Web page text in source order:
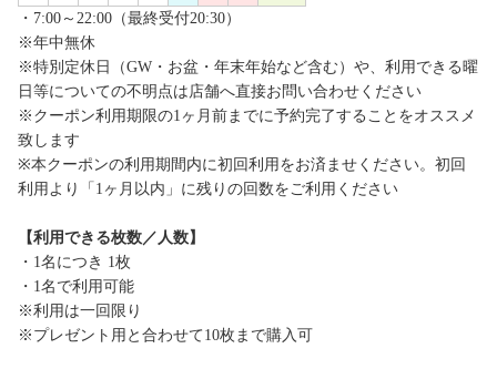
・7:00～22:00（最終受付20:30）
※年中無休
※特別定休日（GW・お盆・年末年始など含む）や、利用できる曜
日等についての不明点は店舗へ直接お問い合わせください
※クーポン利用期限の1ヶ月前までに予約完了することをオススメ
致します
※本クーポンの利用期間内に初回利用をお済ませください。初回
利用より「1ヶ月以内」に残りの回数をご利用ください
【利用できる枚数／人数】
・1名につき 1枚
・1名で利用可能
※利用は一回限り
※プレゼント用と合わせて10枚まで購入可